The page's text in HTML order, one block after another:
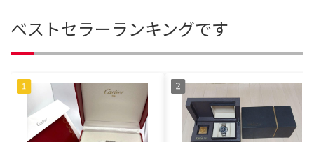
ベストセラーランキングです